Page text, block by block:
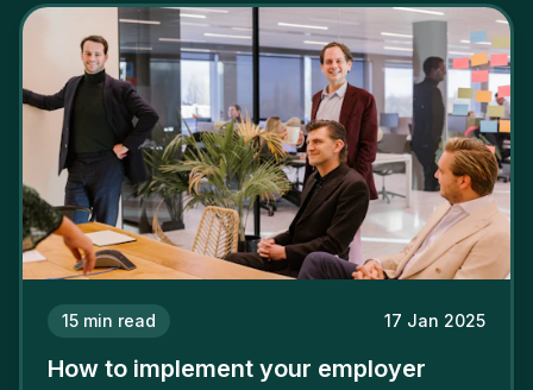
15 min read 17 Jan 2025
How to implement your employer